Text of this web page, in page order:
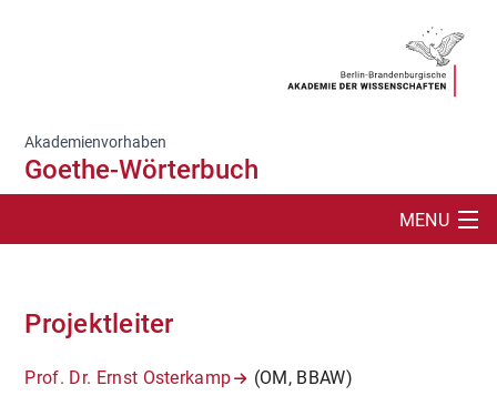
Akademienvorhaben
Goethe-Wörterbuch
MENU
ÜBERBLICK
PERSONEN
Projektleiter
Prof. Dr. Ernst Osterkamp (OM, BBAW)